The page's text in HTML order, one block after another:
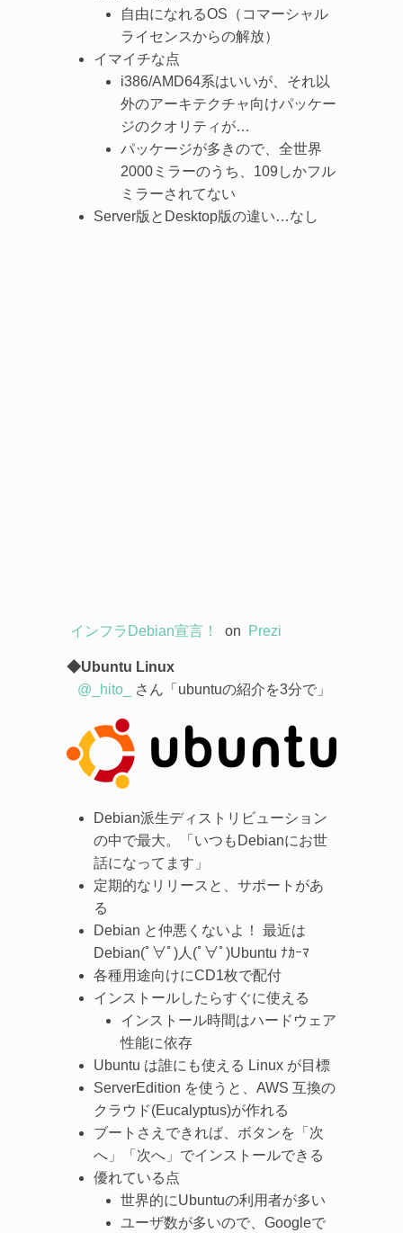
自由になれるOS（コマーシャル
ライセンスからの解放）
イマイチな点
i386/AMD64系はいいが、それ以
外のアーキテクチャ向けパッケー
ジのクオリティが…
パッケージが多きので、全世界
2000ミラーのうち、109しかフル
ミラーされてない
Server版とDesktop版の違い…なし
インフラDebian宣言！ on Prezi
◆Ubuntu Linux
@_hito_
さん「ubuntuの紹介を3分で」
Debian派生ディストリビューション
の中で最大。「いつもDebianにお世
話になってます」
定期的なリリースと、サポートがあ
る
Debian と仲悪くないよ！ 最近は
Debian(ﾟ∀ﾟ)人(ﾟ∀ﾟ)Ubuntu ﾅｶｰﾏ
各種用途向けにCD1枚で配付
インストールしたらすぐに使える
インストール時間はハードウェア
性能に依存
Ubuntu は誰にも使える Linux が目標
ServerEdition を使うと、AWS 互換の
クラウド(Eucalyptus)が作れる
ブートさえできれば、ボタンを「次
へ」「次へ」でインストールできる
優れている点
世界的にUbuntuの利用者が多い
ユーザ数が多いので、Googleで